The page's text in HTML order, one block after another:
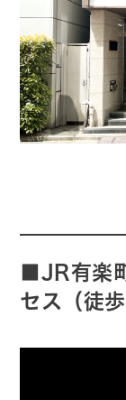
■JR有楽
セス（徒